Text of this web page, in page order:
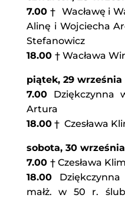
7.00† Wacławę i
Alinę i Wojciecha
Stefanowicz
18.00 † Wacława
piątek, 29 września
7.00 Dziękczynna
Artura
18.00† Czesława
sobota, 30
7.00 † Czesława
18.00
małż. w 50 r.